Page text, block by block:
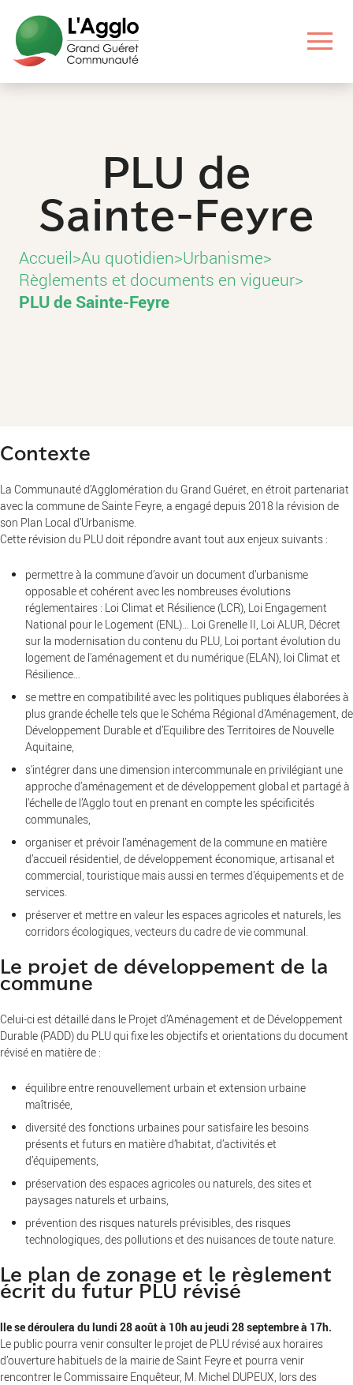
contenu
principal
menu
principal
liens
utiles
pied
page
PLU de
Sainte-Feyre
Accueil>Au quotidien>Urbanisme>
Règlements et documents en vigueur>
PLU de Sainte-Feyre
Contexte
La Communauté d’Agglomération du Grand Guéret, en étroit partenariat
avec la commune de Sainte Feyre, a engagé depuis 2018 la révision de
son Plan Local d’Urbanisme.
Cette révision du PLU doit répondre avant tout aux enjeux suivants :
permettre à la commune d’avoir un document d’urbanisme
opposable et cohérent avec les nombreuses évolutions
réglementaires : Loi Climat et Résilience (LCR), Loi Engagement
National pour le Logement (ENL)… Loi Grenelle II, Loi ALUR, Décret
sur la modernisation du contenu du PLU, Loi portant évolution du
logement de l'aménagement et du numérique (ELAN), loi Climat et
Résilience…
se mettre en compatibilité avec les politiques publiques élaborées à
plus grande échelle tels que le Schéma Régional d’Aménagement, de
Développement Durable et d’Equilibre des Territoires de Nouvelle
Aquitaine,
s’intégrer dans une dimension intercommunale en privilégiant une
approche d’aménagement et de développement global et partagé à
l’échelle de l’Agglo tout en prenant en compte les spécificités
communales,
organiser et prévoir l’aménagement de la commune en matière
d’accueil résidentiel, de développement économique, artisanal et
commercial, touristique mais aussi en termes d’équipements et de
services.
préserver et mettre en valeur les espaces agricoles et naturels, les
corridors écologiques, vecteurs du cadre de vie communal.
Le projet de développement de la
commune
Celui-ci est détaillé dans le Projet d’Aménagement et de Développement
Durable (PADD) du PLU qui fixe les objectifs et orientations du document
révisé en matière de :
équilibre entre renouvellement urbain et extension urbaine
maîtrisée,
diversité des fonctions urbaines pour satisfaire les besoins
présents et futurs en matière d’habitat, d’activités et
d’équipements,
préservation des espaces agricoles ou naturels, des sites et
paysages naturels et urbains,
prévention des risques naturels prévisibles, des risques
technologiques, des pollutions et des nuisances de toute nature.
Le plan de zonage et le règlement
écrit du futur PLU révisé
lle se déroulera du lundi 28 août à 10h au jeudi 28 septembre à 17h.
Le public pourra venir consulter le projet de PLU révisé aux horaires
d’ouverture habituels de la mairie de Saint Feyre et pourra venir
rencontrer le Commissaire Enquêteur, M. Michel DUPEUX, lors des